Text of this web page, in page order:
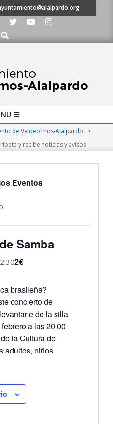
Buscar
de Valdeolmos-Alalpardo
>
y recibe noticias y avisos
Eventos
Samba
2€
brasileña?
concierto de
de la silla
a las 20:00
la Cultura de
adultos, niños